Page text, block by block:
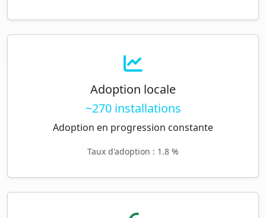
Adoption locale
~270 installations
Adoption en progression constante
Taux d'adoption : 1.8 %